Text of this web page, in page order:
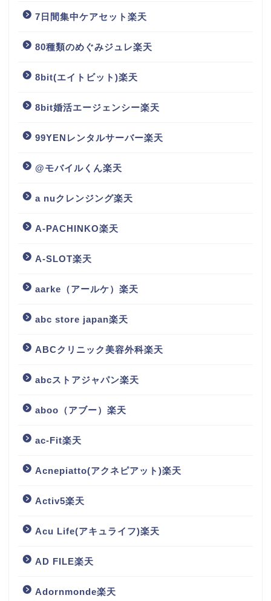
7日間集中ケアセット楽天
80種類のめぐみジュレ楽天
8bit(エイトビット)楽天
8bit婚活エージェンシー楽天
99YENレンタルサーバー楽天
@モバイルくん楽天
a nuクレンジング楽天
A-PACHINKO楽天
A-SLOT楽天
aarke（アールケ）楽天
abc store japan楽天
ABCクリニック美容外科楽天
abcストアジャパン楽天
aboo（アブー）楽天
ac-Fit楽天
Acnepiatto(アクネピアット)楽天
Activ5楽天
Acu Life(アキュライフ)楽天
AD FILE楽天
Adornmonde楽天